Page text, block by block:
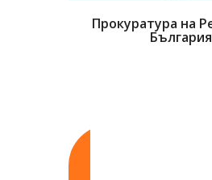
Прокуратура на
България